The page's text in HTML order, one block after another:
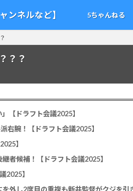
ンネルなど】 5ちゃんねる
？？
【ドラフト会議2025】
右腕！【ドラフト会議2025】
】
者候補！【ドラフト会議2025】
2025】